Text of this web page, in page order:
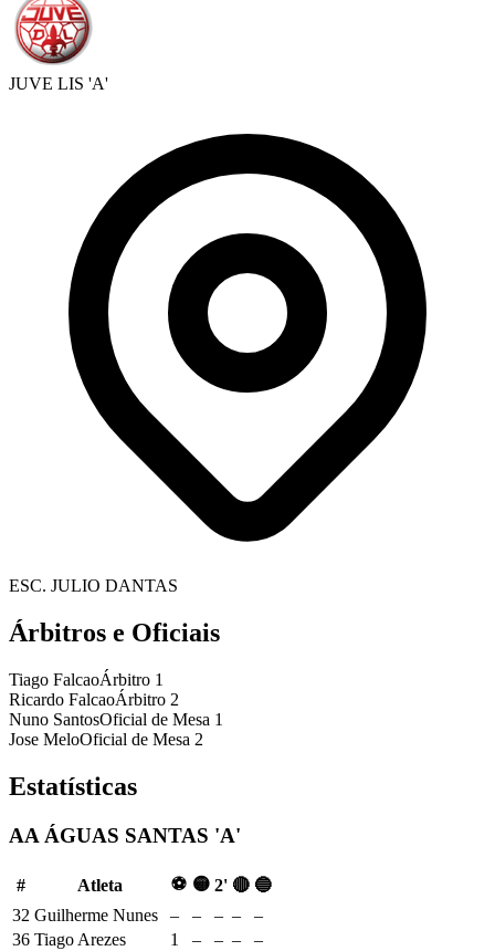
JUVE LIS 'A'
ESC. JULIO DANTAS
Árbitros e Oficiais
Tiago FalcaoÁrbitro 1
Ricardo FalcaoÁrbitro 2
Nuno SantosOficial de Mesa 1
Jose MeloOficial de Mesa 2
Estatísticas
AA ÁGUAS SANTAS 'A'
# Atleta ⚽ 🟡 2' 🔴 🔵
32 Guilherme Nunes – – – –
–
36 Tiago Arezes 1 – – –
–